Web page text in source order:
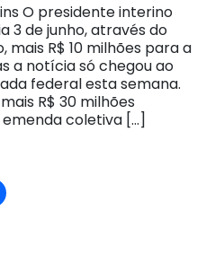
O presidente interino
3 de junho, através do
mais R$ 10 milhões para a
a notícia só chegou ao
federal esta semana.
R$ 30 milhões
coletiva […]